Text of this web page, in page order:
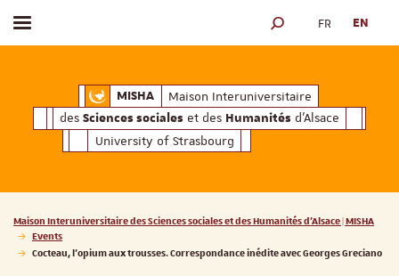
MISHAMaison Interuniversitaire des
Maison Interuniversitaire
des Sciences sociales et des Humanités d'Alsace
University of Strasbourg
Toggle menu SEARCH ENGINE
FR EN
Vous êtes ici :
Maison Interuniversitaire des Sciences sociales et des Humanités d'Alsace | MISHA
Events
Cocteau, l’opium aux trousses. Correspondance inédite avec Georges Greciano